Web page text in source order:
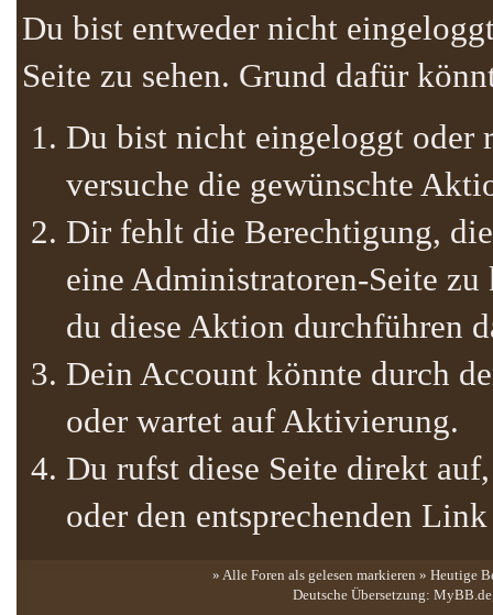
Du bist entweder nicht
Seite zu sehen. Grund dafür
Du bist nicht eingeloggt oder
versuche die gewünschte
Dir fehlt die Berechtigung,
eine Administratoren-Seite
du diese Aktion durchführen
Dein Account könnte durch
oder wartet auf Aktivierung.
Du rufst diese Seite direkt
oder den entsprechenden
» Alle Foren als gelesen markieren » Heutige
Deutsche Übersetzung: MyBB.de